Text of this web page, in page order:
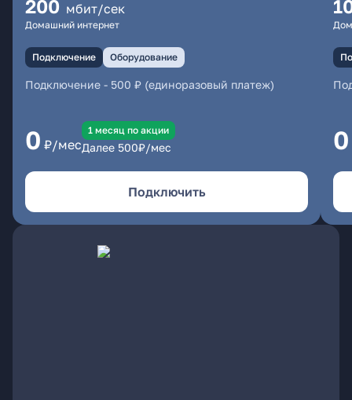
200 мбит/сек
Домашний интернет
Подключение Оборудование
Подключение - 500 ₽ (единоразовый платеж)
0 ₽/мес
1 месяц по акции
Далее 500₽/мес
Подключить
0